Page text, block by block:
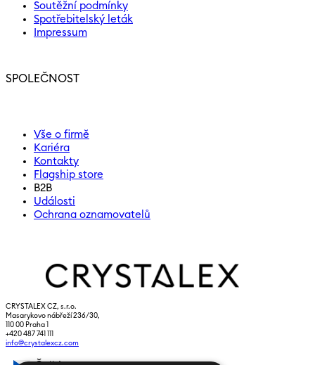
Soutěžní podmínky
Spotřebitelský leták
Impressum
SPOLEČNOST
Vše o firmě
Kariéra
Kontakty
Flagship store
B2B
Události
Ochrana oznamovatelů
CRYSTALEX CZ, s.r.o.
Masarykovo nábřeží 236/30,
110 00 Praha 1
+420 487 741 111
info@crystalexcz.com